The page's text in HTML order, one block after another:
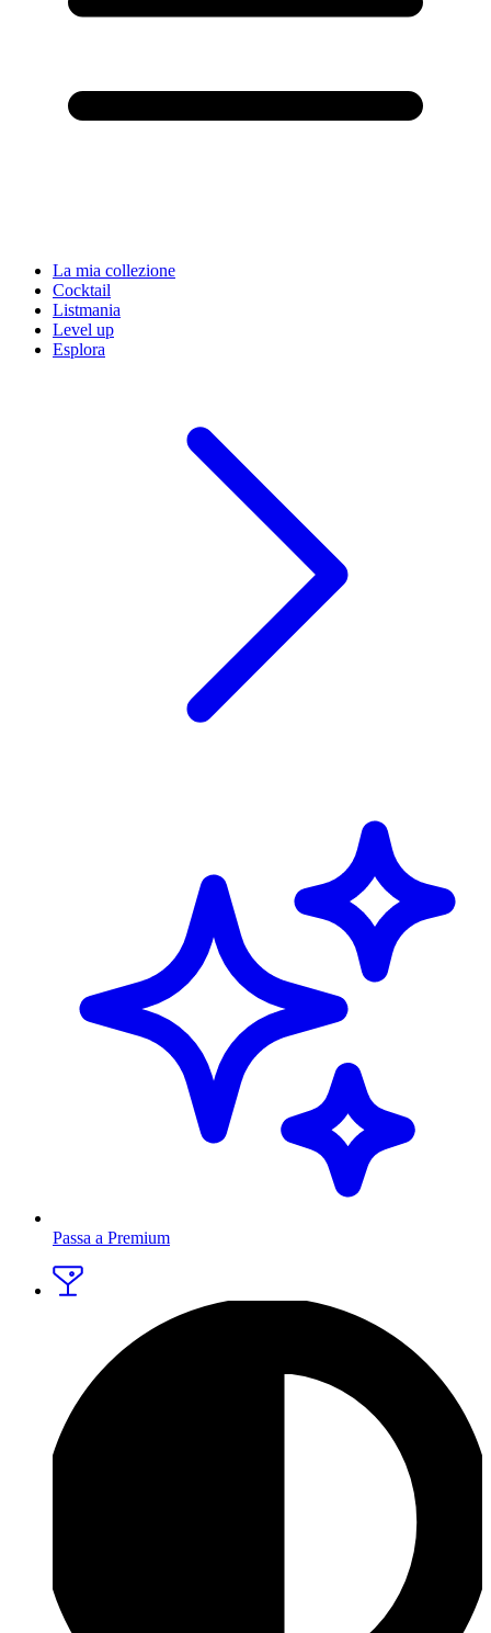
La mia collezione
Cocktail
Listmania
Level up
Esplora
Passa a Premium